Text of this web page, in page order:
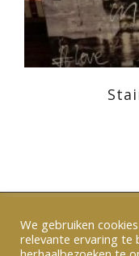
Verzenden en
We gebruiken
relevante ervaring te